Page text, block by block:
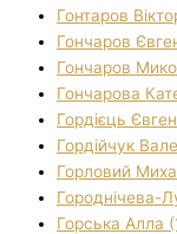
Гонтаров
Гончаров
Гончаров
Гончарова
Гордієць
Гордійчук
Горловий
Городнічева-
Горська Алла